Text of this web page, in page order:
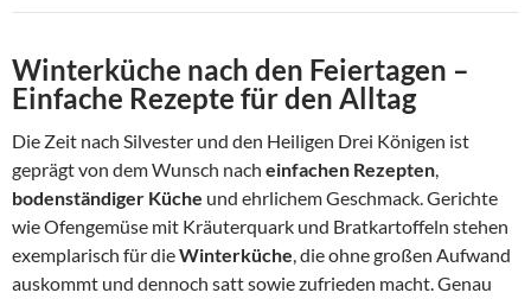
Winterküche nach den Feiertagen –
Einfache Rezepte für den Alltag
Die Zeit nach Silvester und den Heiligen Drei Königen ist
geprägt von dem Wunsch nach einfachen Rezepten,
bodenständiger Küche und ehrlichem Geschmack. Gerichte
wie Ofengemüse mit Kräuterquark und Bratkartoffeln stehen
exemplarisch für dieWinterküche, die ohne großen Aufwand
auskommt und dennoch satt sowie zufrieden macht. Genau